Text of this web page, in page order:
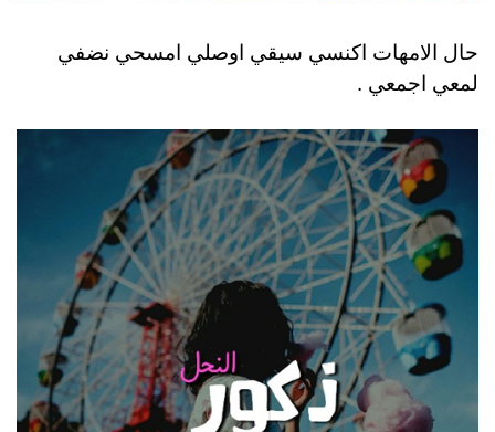
حال الامهات اكنسي سيقي اوصلي امسحي نضفي
لمعي اجمعي .